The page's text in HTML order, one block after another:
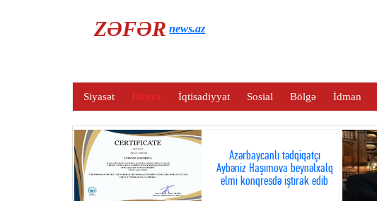
ZƏFƏRnews.az
Siyasət Dünya İqtisadiyyat Sosial Bölgə İdman
Azərbaycanlı tədqiqatçı
Aybəniz Haşımova beynəlxalq
elmi konqresdə iştirak edib